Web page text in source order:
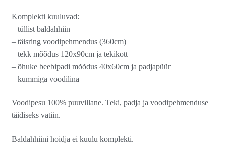
Komplekti kuuluvad:
– tüllist baldahhiin
– täisring voodipehmendus (360cm)
– tekk mõõdus 120x90cm ja tekikott
– õhuke beebipadi mõõdus 40x60cm ja padjapüür
– kummiga voodilina
Voodipesu 100% puuvillane. Teki, padja ja voodipehmenduse
täidiseks vatiin.
Baldahhiini hoidja ei kuulu komplekti.